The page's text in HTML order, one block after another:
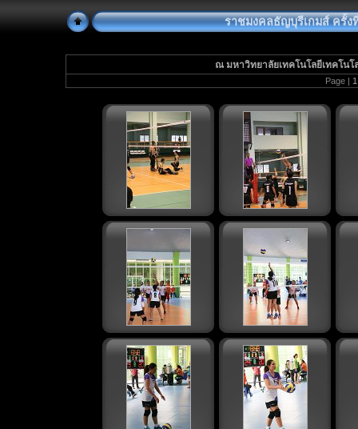
ราชมงคลธัญบุรีเกมส์ ครั้ง
ณ มหาวิทยาลัยเทคโนโลยีเทคโน
Page |